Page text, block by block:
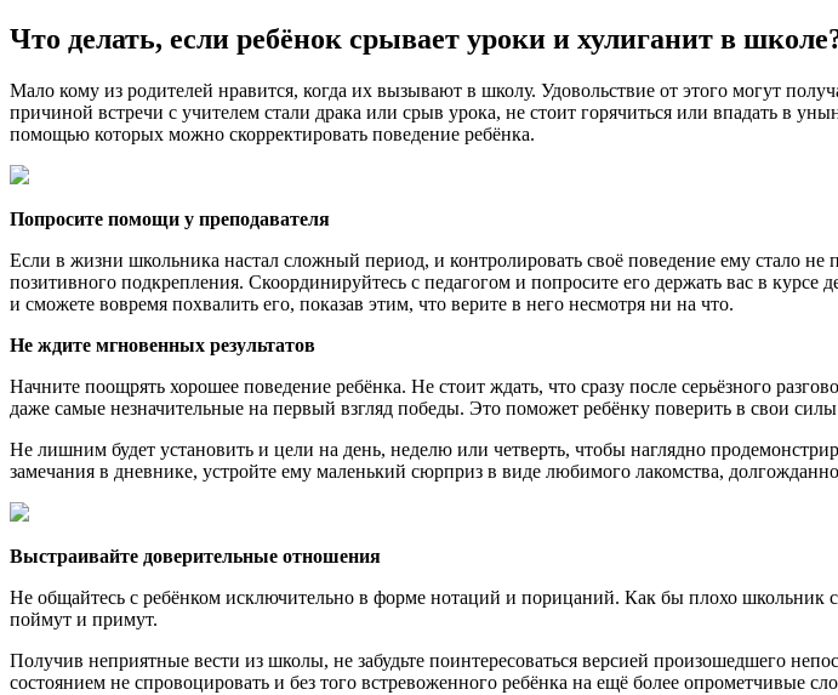
Что делать, если ребёнок срывает уроки и хулиганит в
Мало кому из родителей нравится, когда их вызывают в школу. Удовольствие от этого могут
причиной встречи с учителем стали драка или срыв урока, не стоит горячиться или впадать в
помощью которых можно скорректировать поведение ребёнка.
Попросите помощи у преподавателя
Если в жизни школьника настал сложный период, и контролировать своё поведение ему стало
позитивного подкрепления. Скоординируйтесь с педагогом и попросите его держать вас в курсе
и сможете вовремя похвалить его, показав этим, что верите в него несмотря ни на что.
Не ждите мгновенных результатов
Начните поощрять хорошее поведение ребёнка. Не стоит ждать, что сразу после серьёзного
даже самые незначительные на первый взгляд победы. Это поможет ребёнку поверить в свои
Не лишним будет установить и цели на день, неделю или четверть, чтобы наглядно
замечания в дневнике, устройте ему маленький сюрприз в виде любимого лакомства,
Выстраивайте доверительные отношения
Не общайтесь с ребёнком исключительно в форме нотаций и порицаний. Как бы плохо школьник
поймут и примут.
Получив неприятные вести из школы, не забудьте поинтересоваться версией произошедшего
состоянием не спровоцировать и без того встревоженного ребёнка на ещё более опрометчивые